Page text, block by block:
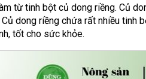
từ tinh bột củ dong riềng. Củ
dong riềng chứa rất nhiều
tốt cho sức khỏe.